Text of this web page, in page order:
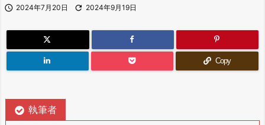
 2024年7月20日  2024年9月19日
Copy
執筆者